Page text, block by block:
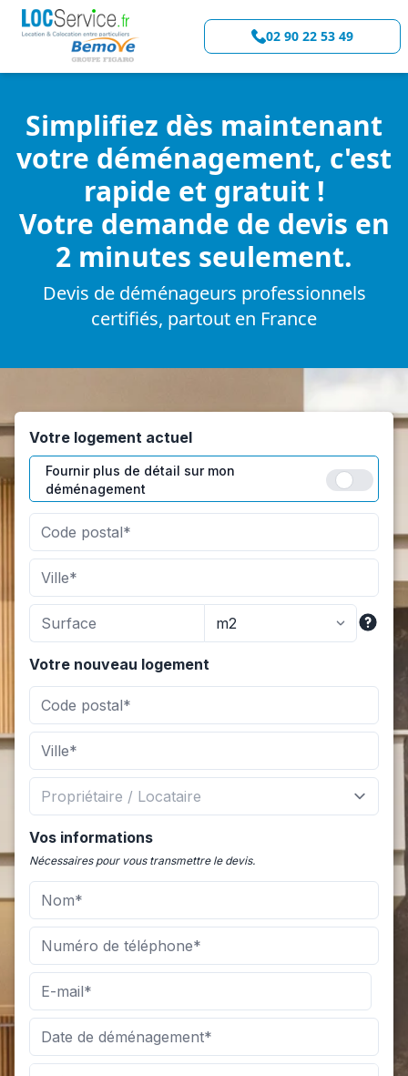
02 90 22 53 49
Simplifiez dès maintenant
votre déménagement, c'est
rapide et gratuit !
Votre demande de devis en
2 minutes seulement.
Devis de déménageurs professionnels
certifiés, partout en France